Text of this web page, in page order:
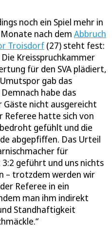
noch ein Spiel mehr in
nach dem Abbruch
Troisdorf (27) steht fest:
Kreisspruchkammer
für den SVA plädiert,
gab das
habe das
nicht ausgereicht
Referee hatte sich von
gefühlt und die
abgepfiffen. Das Urteil
für
geführt und uns nichts
– trotzdem werden wir
Referee in ein
man ihm indirekt
Standhaftigkeit